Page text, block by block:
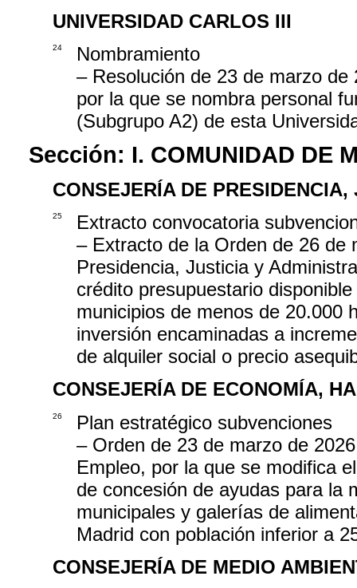
UNIVERSIDAD CARLOS III
24
Nombramiento
– Resolución de 23 de marzo
por la que se nombra personal
(Subgrupo A2) de esta
Sección: I. COMUNIDAD DE
CONSEJERÍA DE
25
Extracto convocatoria
– Extracto de la Orden de 26 de
Presidencia, Justicia y
crédito presupuestario
municipios de menos de 20.000
inversión encaminadas a
de alquiler social o precio
CONSEJERÍA DE ECONOMÍA,
26
Plan estratégico subvenciones
– Orden de 23 de marzo de
Empleo, por la que se modifica
de concesión de ayudas para la
municipales y galerías de
Madrid con población inferior a
CONSEJERÍA DE MEDIO